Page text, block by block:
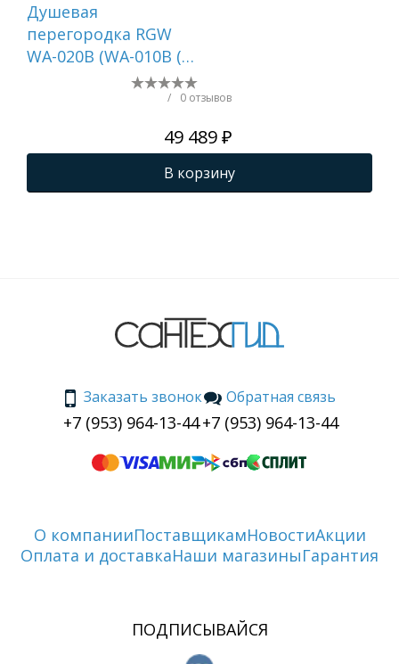
Душевая
перегородка RGW
WA-020B (WA-010B (2
шт.) + S-1220 B)
/ 0 отзывов
49 489 ₽
В корзину
Заказать звонок
+7 (953) 964-13-44
Обратная связь
+7 (953) 964-13-44
О компанииПоставщикамНовостиАкции
Оплата и доставкаНаши магазиныГарантия
ПОДПИСЫВАЙСЯ